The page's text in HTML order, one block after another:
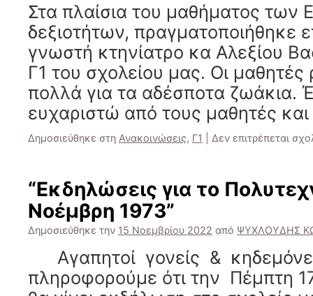
Στα πλαίσια του μαθήματος των
δεξιοτήτων, πραγματοποιήθηκε
γνωστή κτηνίατρο κα Αλεξίου
Γ1 του σχολείου μας. Οι
πολλά για τα αδέσποτα ζωάκια.
ευχαριστώ από τους μαθητές
Δημοσιεύθηκε στη Ανακοινώσεις, Γ1 Δεν επιτρέπεται
“Εκδηλώσεις για το
Νοέμβρη 1973”
Δημοσιεύθηκε την 15 Νοεμβρίου 2022 από ΨΥΧΛΟΥΔΗΣ
Αγαπητοί γονείς &
πληροφορούμε ότι την Πέμπτη